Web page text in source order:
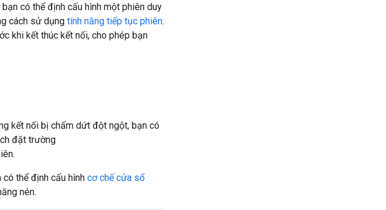
có thể định cấu hình một phiên duy
cách sử dụng tính năng tiếp tục phiên.
khi kết thúc kết nối, cho phép bạn
kết nối bị chấm dứt đột ngột, bạn có
đặt trường
có thể định cấu hình cơ chế cửa sổ
nén.